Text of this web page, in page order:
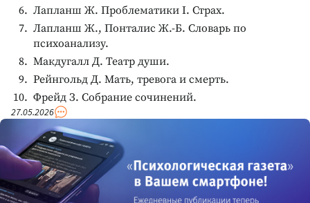
Лапланш Ж. Проблематики I. Страх.
Лапланш Ж., Понталис Ж.-Б. Словарь по
психоанализу.
Макдугалл Д. Театр души.
Рейнгольд Д. Мать, тревога и смерть.
Фрейд З. Собрание сочинений.
27.05.2026